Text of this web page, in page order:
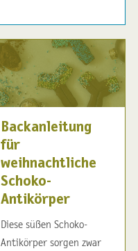
Backanleitung
für
weihnachtliche
Schoko-
Antikörper
Diese süßen Schoko-
Antikörper sorgen zwar